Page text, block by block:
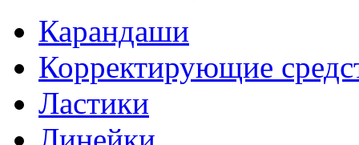
Карандаши
Корректирующие
Ластики